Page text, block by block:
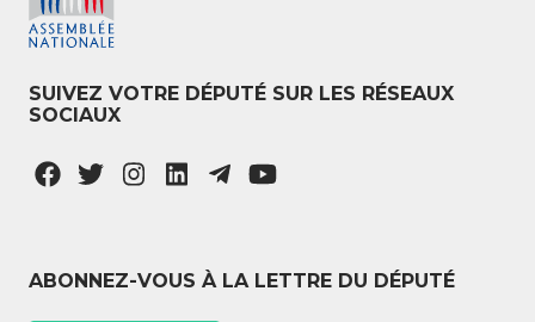
SUIVEZ VOTRE DÉPUTÉ SUR LES RÉSEAUX
SOCIAUX
ABONNEZ-VOUS À LA LETTRE DU DÉPUTÉ